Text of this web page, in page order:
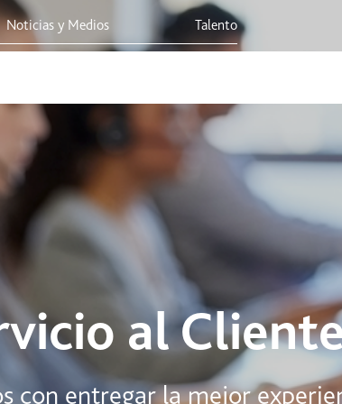
Talento
Noticias y Medios
al
con entregar la mejor